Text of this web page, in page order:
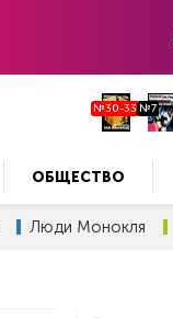
№30-33 №7
ОБЩЕСТВО
Люди Монокля